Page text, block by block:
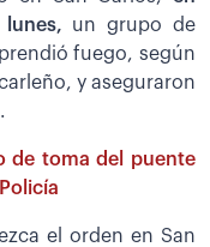
un grupo de
fuego, según
y aseguraron
de toma del puente
el orden en San